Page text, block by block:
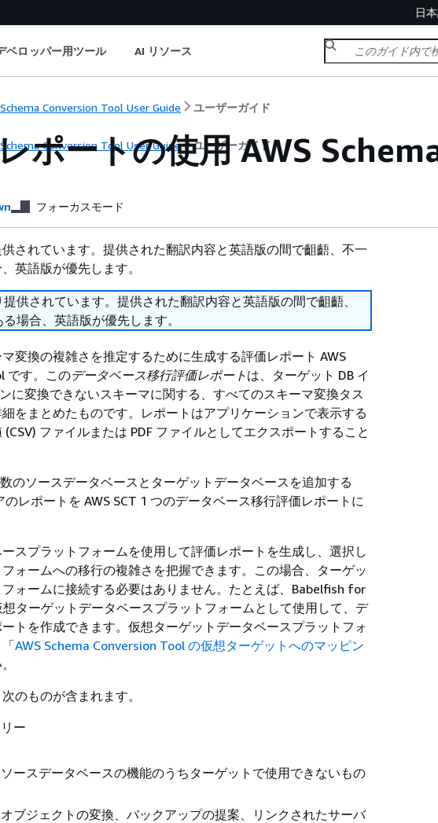
日
ベロッパー用ツール AI リソース
Conversion Tool User Guide ユーザーガイド
Conversion Tool User Guide ユーザーガイド
ポートの使用 AWS
フォーカスモード
されています。提供された翻訳内容と英語版の間で齟齬、不一
英語版が優先します。
供されています。提供された翻訳内容と英語版の間で齟齬、
場合、英語版が優先します。
変換の複雑さを推定するために生成する評価レポート AWS
です。このデータベース移行評価レポート は、ターゲット DB イ
に変換できないスキーマに関する、すべてのスキーマ変換タス
をまとめたものです。レポートはアプリケーションで表示する
ファイルまたは PDF ファイルとしてエクスポートすること
のソースデータベースとターゲットデータベースを追加する
レポートを AWS SCT 1 つのデータベース移行評価レポートに
スプラットフォームを使用して評価レポートを生成し、選択し
ォームへの移行の複雑さを把握できます。この場合、ターゲッ
フォームに接続する必要はありません。たとえば、Babelfish for
ターゲットデータベースプラットフォームとして使用して、デ
トを作成できます。仮想ターゲットデータベースプラットフォ
AWS Schema Conversion Tool の仮想ターゲットへのマッピン
のものが含まれます。
ー
ースデータベースの機能のうちターゲットで使用できないもの
ブジェクトの変換、バックアップの提案、リンクされたサーバ